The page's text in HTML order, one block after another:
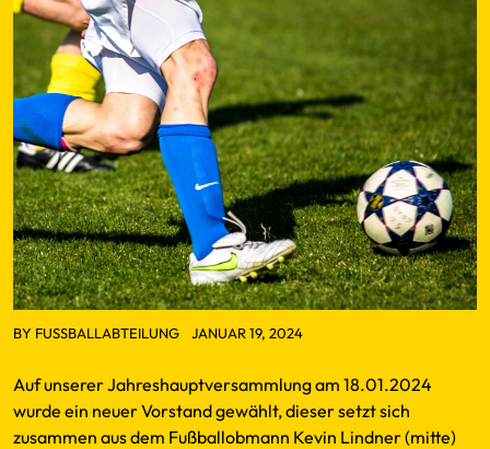
BY FUSSBALLABTEILUNG JANUAR 19, 2024
Auf unserer Jahreshauptversammlung am 18.01.2024
wurde ein neuer Vorstand gewählt, dieser setzt sich
zusammen aus dem Fußballobmann Kevin Lindner (mitte)